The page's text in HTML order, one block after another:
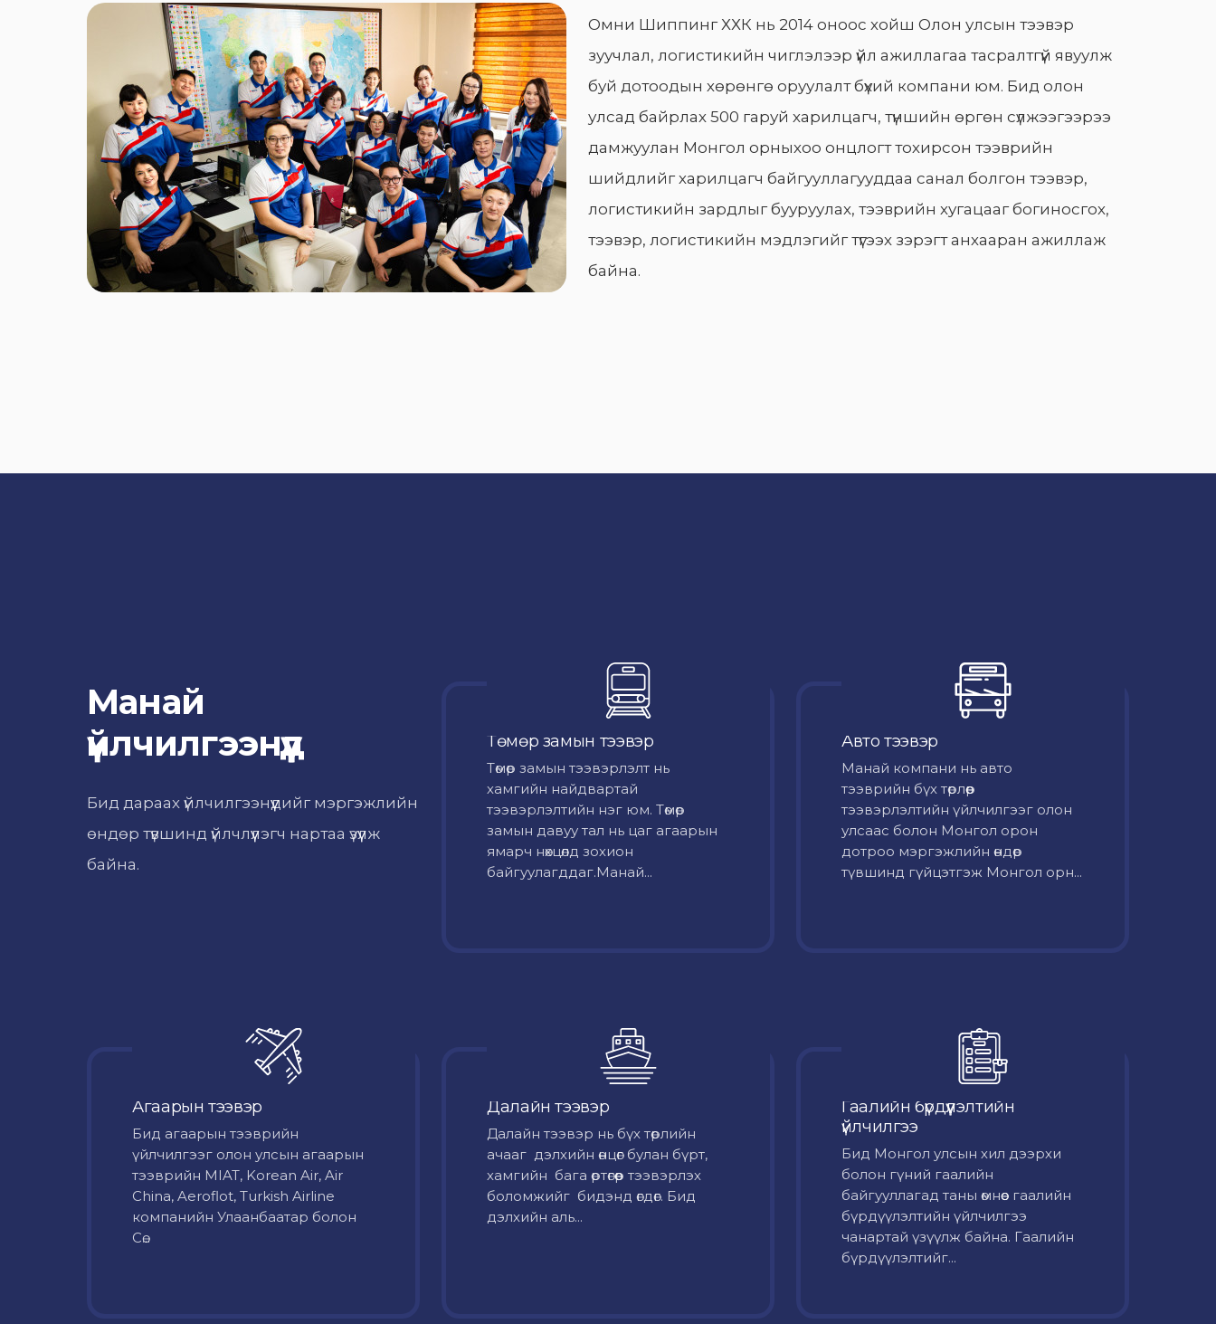
Омни Шиппинг ХХК нь 2014 оноос хойш Олон улсын тээвэр
зуучлал, логистикийн чиглэлээр үйл ажиллагаа тасралтгүй явуулж
буй дотоодын хөрөнгө оруулалт бүхий компани юм. Бид олон
улсад байрлах 500 гаруй харилцагч, түншийн өргөн сүлжээгээрээ
дамжуулан Монгол орныхоо онцлогт тохирсон тээврийн
шийдлийг харилцагч байгууллагууддаа санал болгон тээвэр,
логистикийн зардлыг бууруулах, тээврийн хугацааг богиносгох,
тээвэр, логистикийн мэдлэгийг түгээх зэрэгт анхааран ажиллаж
байна.
Манай
үйлчилгээнүүд
Бид дараах үйлчилгээнүүдийг мэргэжлийн
өндөр түвшинд үйлчлүүлэгч нартаа үзүүлж
байна.
Төмөр замын тээвэр
Төмөр замын тээвэрлэлт нь
хамгийн найдвартай
тээвэрлэлтийн нэг юм. Төмөр
замын давуу тал нь цаг агаарын
ямарч нөхцөлд зохион
байгуулагддаг.Манай...
Авто тээвэр
Mанай компани нь авто
тээврийн бүх төрлөөр
тээвэрлэлтийн үйлчилгээг олон
улсаас болон Монгол орон
дотроо мэргэжлийн өндөр
түвшинд гүйцэтгэж Монгол орн...
Агаарын тээвэр
Бид агаарын тээврийн
үйлчилгээг олон улсын агаарын
тээврийн MIAT, Korean Air, Air
China, Aeroflot, Turkish Airline
компанийн Улаанбаатар болон
Сө...
Далайн тээвэр
Далайн тээвэр нь бүх төрлийн
ачааг дэлхийн өнцөг булан бүрт,
хамгийн бага өртөгөөр тээвэрлэх
боломжийг бидэнд өгдөг. Бид
дэлхийн аль...
Гаалийн бүрдүүлэлтийн
үйлчилгээ
Бид Монгол улсын хил дээрхи
болон гүний гаалийн
байгууллагад таны өмнөөс гаалийн
бүрдүүлэлтийн үйлчилгээ
чанартай үзүүлж байна. Гаалийн
бүрдүүлэлтийг...